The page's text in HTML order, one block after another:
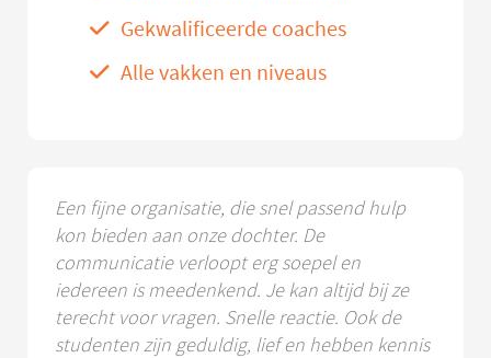
Gekwalificeerde coaches
Alle vakken en niveaus
Een fijne organisatie, die snel passend hulp
kon bieden aan onze dochter. De
communicatie verloopt erg soepel en
iedereen is meedenkend. Je kan altijd bij ze
terecht voor vragen. Snelle reactie. Ook de
studenten zijn geduldig, lief en hebben kennis